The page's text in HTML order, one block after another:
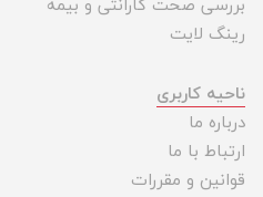
دست
دوم
لیست
قیمت
دوربین
بله
بررسی صحت گارانتی و بیمه
رینگ لایت
ناحیه کاربری
درباره ما
ارتباط با ما
قوانین و مقررات